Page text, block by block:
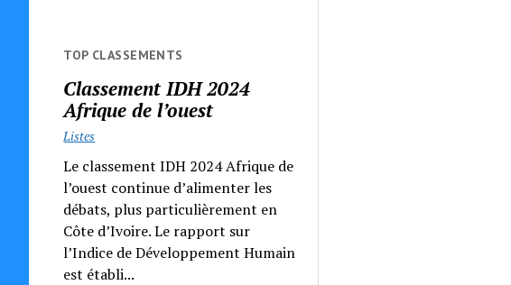
TOP CLASSEMENTS
Classement IDH 2024
Afrique de l’ouest
Listes
Le classement IDH 2024 Afrique de
l’ouest continue d’alimenter les
débats, plus particulièrement en
Côte d’Ivoire. Le rapport sur
l’Indice de Développement Humain
est établi...